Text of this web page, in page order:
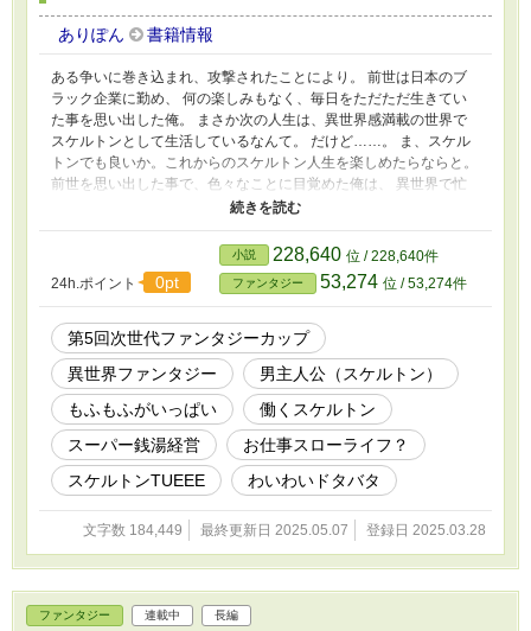
ありぽん 書籍情報
ある争いに巻き込まれ、攻撃されたことにより。 前世は日本のブ
ラック企業に勤め、 何の楽しみもなく、毎日をただただ生きてい
た事を思い出した俺。 まさか次の人生は、異世界感満載の世界で
スケルトンとして生活しているなんて。 だけど……。 ま、スケル
トンでも良いか。これからのスケルトン人生を楽しめたらならと。
前世を思い出した事で、色々なことに目覚めた俺は、 異世界で忙
しく生きている人々のため。 みんながゆっくりと休養できる、ス
ーパー銭湯を開業する事に。 その名も『すっごい娯楽施設、スケ
ルトン』 これは俺スケルトンが開業した、 本当はみんなにゆっく
り疲れを癒してもらいと思っているのに、 何故か毎日がドタバタ
で騒がしくなってしまう、スーパー銭湯物語である。 人間も魔物
も神獣も、どなたでも大歓迎！！ 『すっごい娯楽施設、スケルト
ン』へ、ぜひお越しください！！
24h.ポイント 0pt
小説 228,640 位 / 228,640件
ファンタジー 53,274 位 / 53,274件
第5回次世代ファンタジーカップ
異世界ファンタジー
男主人公（スケルトン）
もふもふがいっぱい
働くスケルトン
スーパー銭湯経営
お仕事スローライフ？
スケルトンTUEEE
わいわいドタバタ
文字数 184,449 最終更新日 2025.05.07 登録日 2025.03.28
ファンタジー 連載中 長編